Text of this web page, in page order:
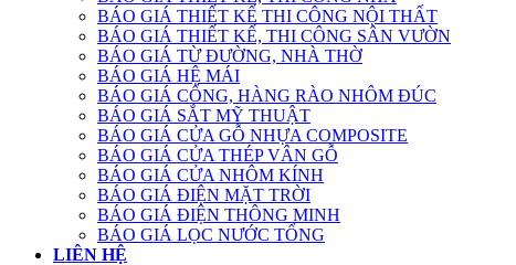
BÁO GIÁ THIẾT KẾ THI CÔNG NỘI THẤT
BÁO GIÁ THIẾT KẾ, THI CÔNG SÂN VƯỜN
BÁO GIÁ TỪ ĐƯỜNG, NHÀ THỜ
BÁO GIÁ HỆ MÁI
BÁO GIÁ CỔNG, HÀNG RÀO NHÔM ĐÚC
BÁO GIÁ SẮT MỸ THUẬT
BÁO GIÁ CỬA GỖ NHỰA COMPOSITE
BÁO GIÁ CỬA THÉP VÂN GỖ
BÁO GIÁ CỬA NHÔM KÍNH
BÁO GIÁ ĐIỆN MẶT TRỜI
BÁO GIÁ ĐIỆN THÔNG MINH
BÁO GIÁ LỌC NƯỚC TỔNG
LIÊN HỆ